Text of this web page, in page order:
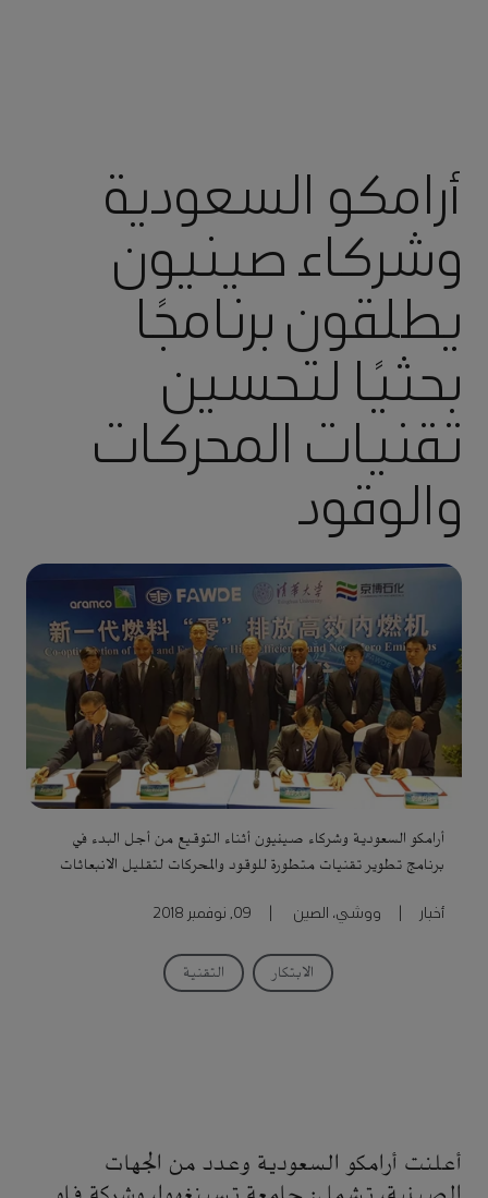
أرامكو السعودية
وشركاء صينيون
يطلقون برنامجًا
بحثيًا لتحسين
تقنيات المحركات
والوقود
أرامكو السعودية وشركاء صينيون أثناء التوقيع من أجل البدء في
برنامج تطوير تقنيات متطورة للوقود والمحركات لتقليل الانبعاثات
أخبار ووشي، الصين 09, نوفمبر 2018
الابتكار التقنية
أعلنت أرامكو السعودية وعدد من الجهات